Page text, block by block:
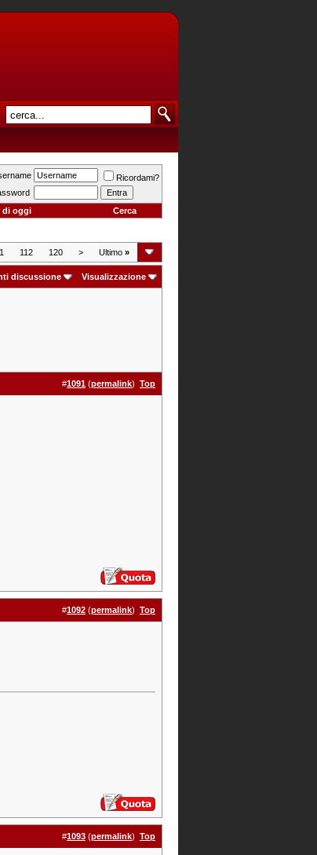
Ricordami?
di oggi Cerca
112 120 > Ultimo »
discussione Visualizzazione
#1091 (permalink) Top
#1092 (permalink) Top
#1093 (permalink) Top